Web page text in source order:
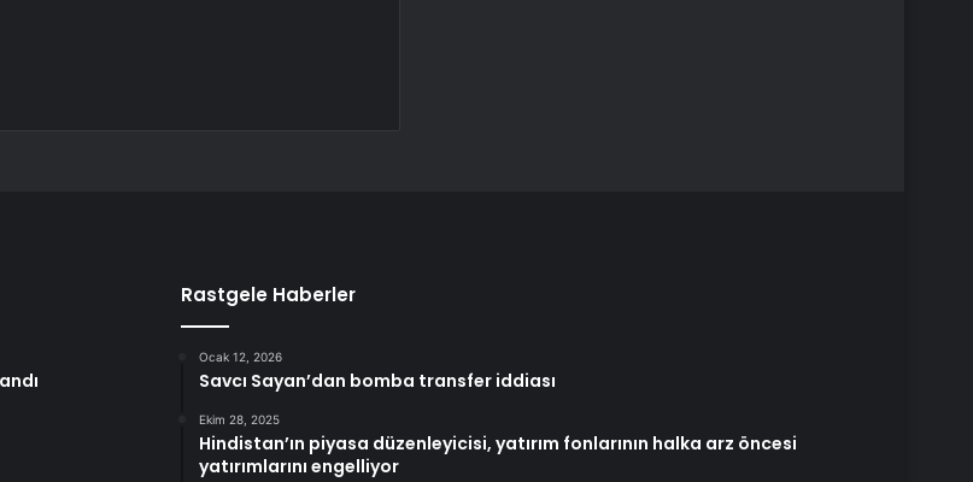
Rastgele Haberler
Ocak 12, 2026
Savcı Sayan’dan bomba transfer iddiası
Ekim 28, 2025
Hindistan’ın piyasa düzenleyicisi, yatırım fonlarının halka arz öncesi
yatırımlarını engelliyor